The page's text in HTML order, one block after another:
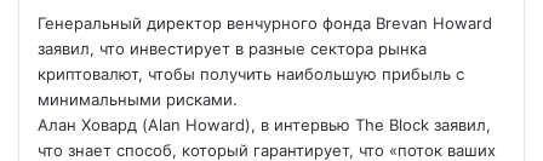
Генеральный директор венчурного фонда Brevan Howard
заявил, что инвестирует в разные сектора рынка
криптовалют, чтобы получить наибольшую прибыль с
минимальными рисками.
Алан Ховард (Alan Howard), в интервью The Block заявил,
что знает способ, который гарантирует, что «поток ваших